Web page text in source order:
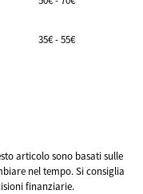
35€ - 55€
articolo sono basati sulle
nel tempo. Si consiglia
finanziarie.